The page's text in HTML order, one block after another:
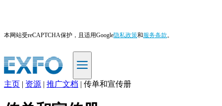
本网站受reCAPTCHA保护，且适用Google隐私政策和服务条款。
主页 | 资源 | 推广文档 | 传单和宣传册